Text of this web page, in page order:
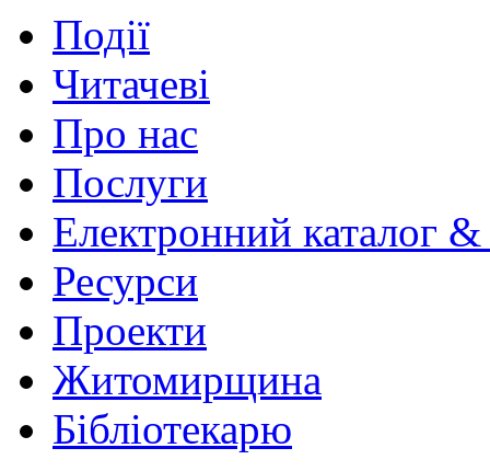
Події
Читачеві
Про нас
Послуги
Електронний каталог
Ресурси
Проекти
Житомирщина
Бібліотекарю